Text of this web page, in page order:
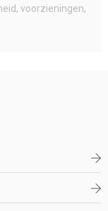
voorzieningen